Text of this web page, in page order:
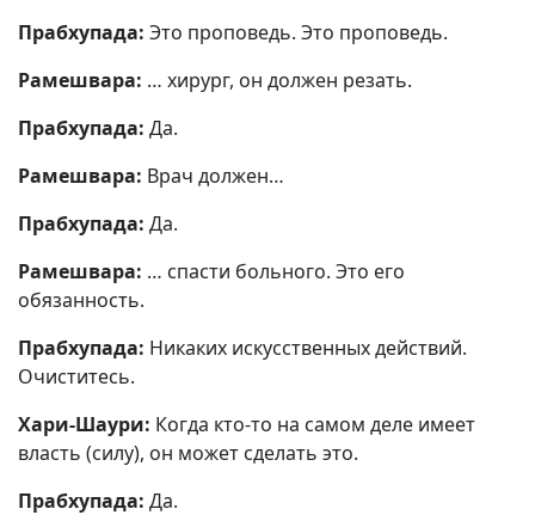
Прабхупада: Это проповедь. Это проповедь.
Рамешвара: … хирург, он должен резать.
Прабхупада: Да.
Рамешвара: Врач должен…
Прабхупада: Да.
Рамешвара: … спасти больного. Это его
обязанность.
Прабхупада: Никаких искусственных действий.
Очиститесь.
Хари-Шаури: Когда кто-то на самом деле имеет
власть (силу), он может сделать это.
Прабхупада: Да.